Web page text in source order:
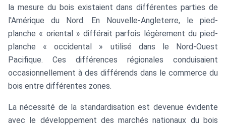
la mesure du bois existaient dans différentes parties de
l'Amérique du Nord. En Nouvelle-Angleterre, le pied-
planche « oriental » différait parfois légèrement du pied-
planche « occidental » utilisé dans le Nord-Ouest
Pacifique. Ces différences régionales conduisaient
occasionnellement à des différends dans le commerce du
bois entre différentes zones.
La nécessité de la standardisation est devenue évidente
avec le développement des marchés nationaux du bois